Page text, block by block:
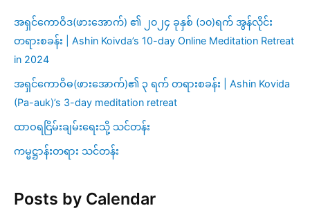
အရှင်ကောဝိဒ(ဖားအောက်) ၏ ၂၀၂၄ ခုနှစ် (၁၀)ရက် အွန်လိုင်း
တရားစခန်း | Ashin Koivda’s 10-day Online Meditation Retreat
in 2024
အရှင်ကောဝိဓ(ဖားအောက်)၏ ၃ ရက် တရားစခန်း | Ashin Kovida
(Pa-auk)’s 3-day meditation retreat
ထာဝရငြိမ်းချမ်းရေးသို့ သင်တန်း
ကမ္မဋ္ဌာန်းတရား သင်တန်း
Posts by Calendar